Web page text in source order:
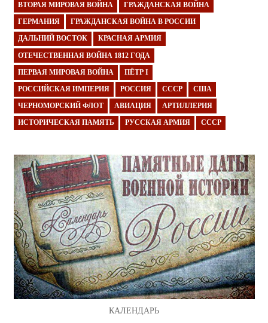
ВТОРАЯ МИРОВАЯ ВОЙНА ГРАЖДАНСКАЯ ВОЙНА
ГЕРМАНИЯ ГРАЖДАНСКАЯ ВОЙНА В РОССИИ
ДАЛЬНИЙ ВОСТОК КРАСНАЯ АРМИЯ
ОТЕЧЕСТВЕННАЯ ВОЙНА 1812 ГОДА
ПЕРВАЯ МИРОВАЯ ВОЙНА ПЁТР I
РОССИЙСКАЯ ИМПЕРИЯ РОССИЯ СССР США
ЧЕРНОМОРСКИЙ ФЛОТ АВИАЦИЯ АРТИЛЛЕРИЯ
ИСТОРИЧЕСКАЯ ПАМЯТЬ РУССКАЯ АРМИЯ СССР
КАЛЕНДАРЬ